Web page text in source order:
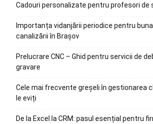
Cadouri personalizate pentru profesori de
Importanța vidanjării periodice pentru
canalizării în Brașov
Prelucrare CNC – Ghid pentru servicii de
gravare
Cele mai frecvente greșeli în gestionarea
le eviți
De la Excel la CRM: pasul esențial pentru